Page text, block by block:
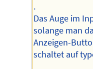
.
Das Auge im
solange man
Anzeigen-
schaltet auf